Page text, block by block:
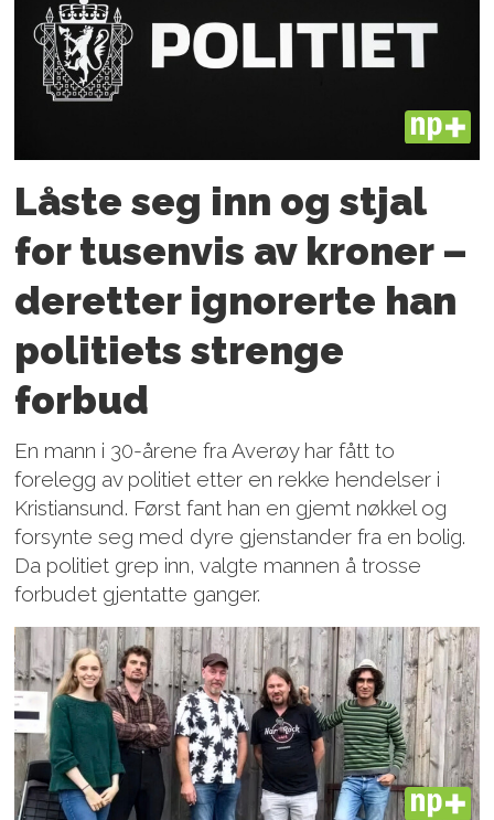
PLUS
Låste seg inn og stjal
for tusenvis av kroner –
deretter ignorerte han
politiets strenge
forbud
En mann i 30-årene fra Averøy har fått to
forelegg av politiet etter en rekke hendelser i
Kristiansund. Først fant han en gjemt nøkkel og
forsynte seg med dyre gjenstander fra en bolig.
Da politiet grep inn, valgte mannen å trosse
forbudet gjentatte ganger.
PLUS